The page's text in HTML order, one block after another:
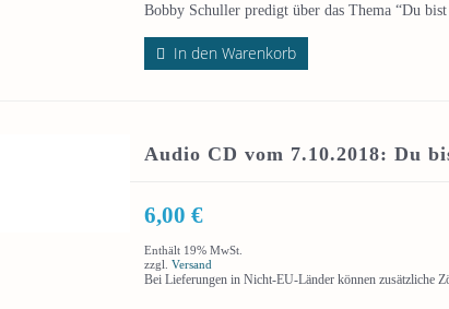
Bobby Schuller predigt über das Thema “Du
In den Warenkorb
Audio CD vom 7.10.2018: Du
6,00 €
Enthält 19% MwSt.
zzgl. Versand
Bei Lieferungen in Nicht-EU-Länder können zusätzliche